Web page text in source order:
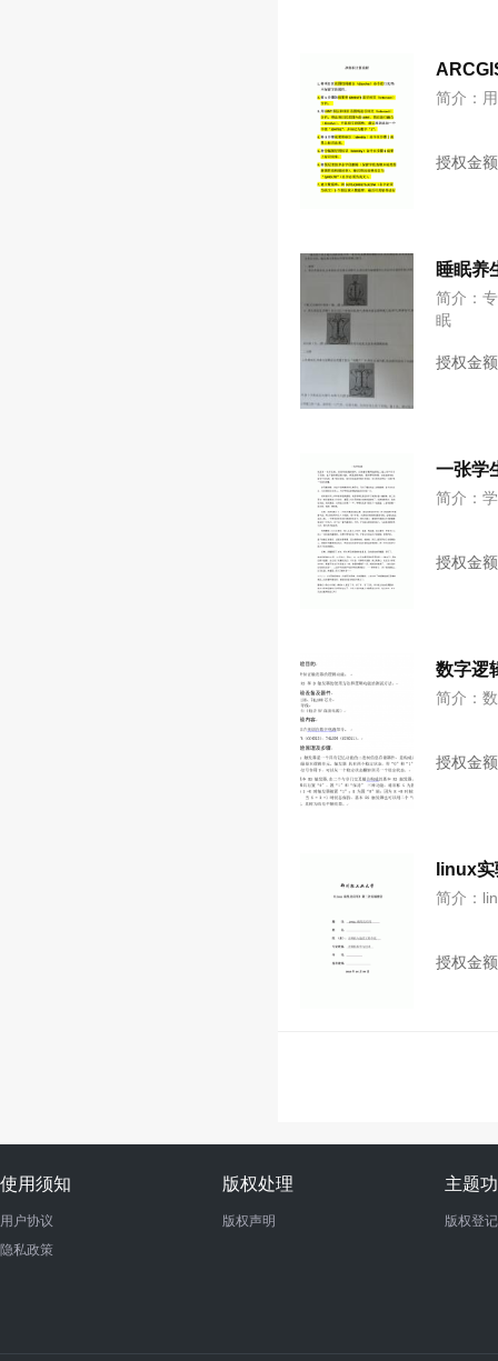
简介：
授权金
睡眠养
简介：
眠
授权金
一张学
简介：
授权金
数字逻
简介：
授权金
linux
简介：
授权金
使用须知
用户协议
隐私政策
版权处理
版权声明
主题
版权登